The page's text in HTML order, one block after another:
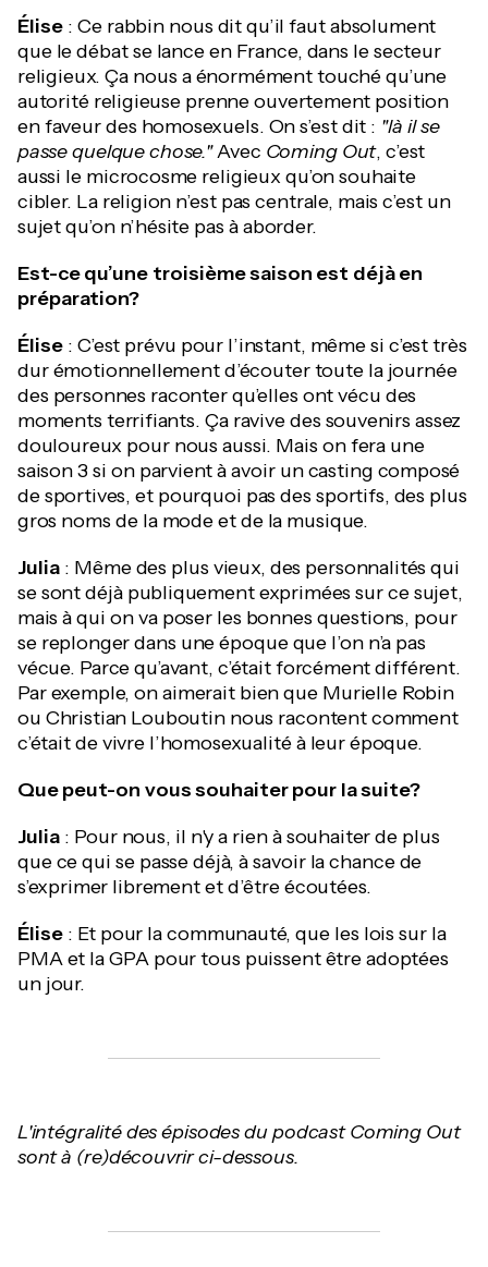
Élise : Ce rabbin nous dit qu’il faut absolument
que le débat se lance en France, dans le secteur
religieux. Ça nous a énormément touché qu’une
autorité religieuse prenne ouvertement position
en faveur des homosexuels. On s’est dit : "là il se
passe quelque chose."Avec Coming Out, c’est
aussi le microcosme religieux qu’on souhaite
cibler. La religion n’est pas centrale, mais c’est un
sujet qu’on n’hésite pas à aborder.
Est-ce qu’une troisième saison est déjà en
préparation?
Élise : C’est prévu pour l’instant, même si c’est très
dur émotionnellement d’écouter toute la journée
des personnes raconter qu’elles ont vécu des
moments terrifiants. Ça ravive des souvenirs assez
douloureux pour nous aussi. Mais on fera une
saison 3 si on parvient à avoir un casting composé
de sportives, et pourquoi pas des sportifs, des plus
gros noms de la mode et de la musique.
Julia : Même des plus vieux, des personnalités qui
se sont déjà publiquement exprimées sur ce sujet,
mais à qui on va poser les bonnes questions, pour
se replonger dans une époque que l’on n’a pas
vécue. Parce qu’avant, c’était forcément différent.
Par exemple, on aimerait bien que Murielle Robin
ou Christian Louboutin nous racontent comment
c’était de vivre l’homosexualité à leur époque.
Que peut-on vous souhaiter pour la suite?
Julia : Pour nous, il n'y a rien à souhaiter de plus
que ce qui se passe déjà, à savoir la chance de
s’exprimer librement et d’être écoutées.
Élise : Et pour la communauté, que les lois sur la
PMA et la GPA pour tous puissent être adoptées
un jour.
L'intégralité des épisodes du podcast Coming Out
sont à (re)découvrir ci-dessous.